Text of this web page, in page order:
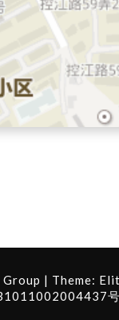
Group | Theme:
号